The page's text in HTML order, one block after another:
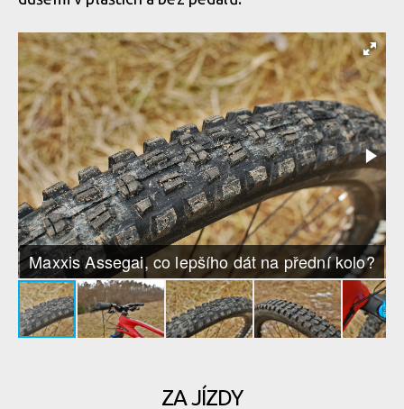
Maxxis Assegai, co lepšího dát na přední kolo?
ZA JÍZDY